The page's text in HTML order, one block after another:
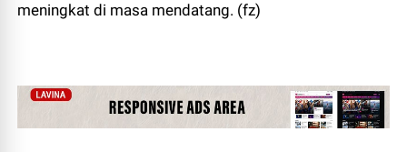
meningkat di masa mendatang. (fz)